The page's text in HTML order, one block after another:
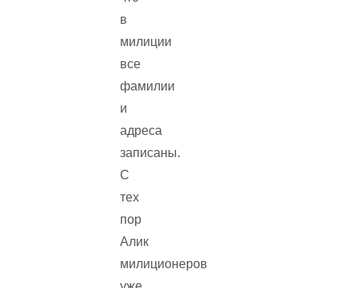
в
милиции
все
фамилии
и
адреса
записаны.
С
тех
пор
Алик
милиционеров